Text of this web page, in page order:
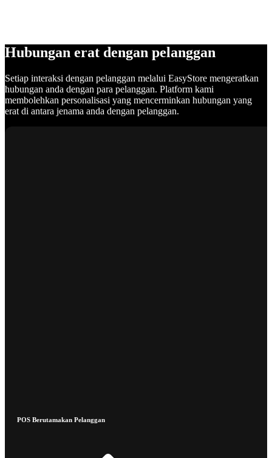
Hubungan erat dengan pelanggan
Setiap interaksi dengan pelanggan melalui EasyStore mengeratkan
hubungan anda dengan para pelanggan. Platform kami
membolehkan personalisasi yang mencerminkan hubungan yang
erat di antara jenama anda dengan pelanggan.
POS Berutamakan Pelanggan